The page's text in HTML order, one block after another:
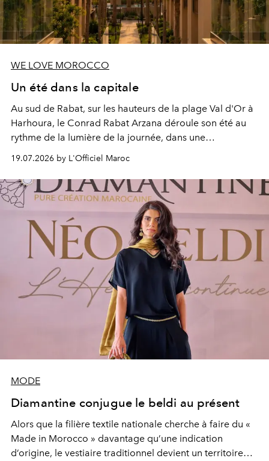
WE LOVE MOROCCO
Un été dans la capitale
Au sud de Rabat, sur les hauteurs de la plage Val d'Or à
Harhoura, le Conrad Rabat Arzana déroule son été au
rythme de la lumière de la journée, dans une
programmation pensée comme une succession de
rendez-vous avec l’océan.
19.07.2026 by L'Officiel Maroc
MODE
Diamantine conjugue le beldi au présent
Alors que la filière textile nationale cherche à faire du «
Made in Morocco » davantage qu’une indication
d’origine, le vestiaire traditionnel devient un territoire